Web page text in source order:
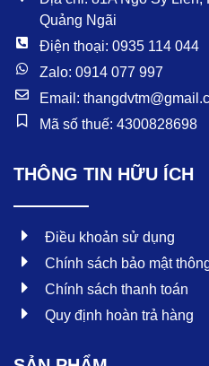
Quảng Ngãi
Điện thoại: 0935 114 044
Zalo: 0914 077 997
Email:
Mã số thuế: 4300828698
THÔNG TIN HỮU ÍCH
Điều khoản sử dụng
Chính sách bảo mật
Chính sách thanh toán
Quy định hoàn trả hàng